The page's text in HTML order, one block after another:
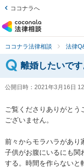
ココナラへ
ココナラ法律相談 法律
離婚したいで
公開日時： 2021年3月16日
ご覧くださりありがとう
ございません。
前々からモラハラがあり
子供がお腹にいるにも関
する。時間を作らないと